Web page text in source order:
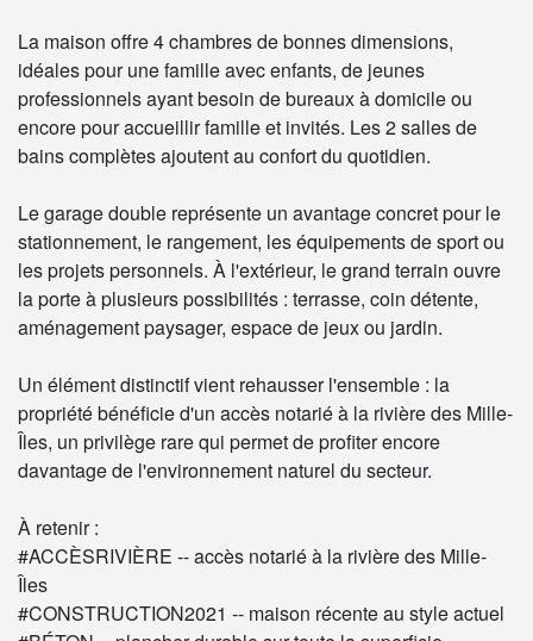
La maison offre 4 chambres de bonnes dimensions,
idéales pour une famille avec enfants, de jeunes
professionnels ayant besoin de bureaux à domicile ou
encore pour accueillir famille et invités. Les 2 salles de
bains complètes ajoutent au confort du quotidien.
Le garage double représente un avantage concret pour le
stationnement, le rangement, les équipements de sport ou
les projets personnels. À l'extérieur, le grand terrain ouvre
la porte à plusieurs possibilités : terrasse, coin détente,
aménagement paysager, espace de jeux ou jardin.
Un élément distinctif vient rehausser l'ensemble : la
propriété bénéficie d'un accès notarié à la rivière des Mille-
Îles, un privilège rare qui permet de profiter encore
davantage de l'environnement naturel du secteur.
À retenir :
#ACCÈSRIVIÈRE -- accès notarié à la rivière des Mille-
Îles
#CONSTRUCTION2021 -- maison récente au style actuel